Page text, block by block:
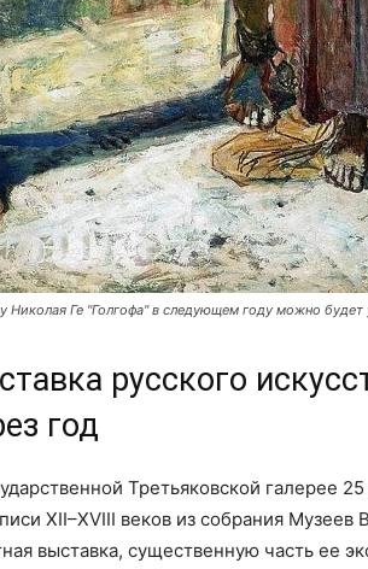
Николая Ге "Голгофа" в следующем году можно будет
русского
год
Третьяковской галерее
XII–XVIII веков из собрания Музеев
выставка, существенную часть ее